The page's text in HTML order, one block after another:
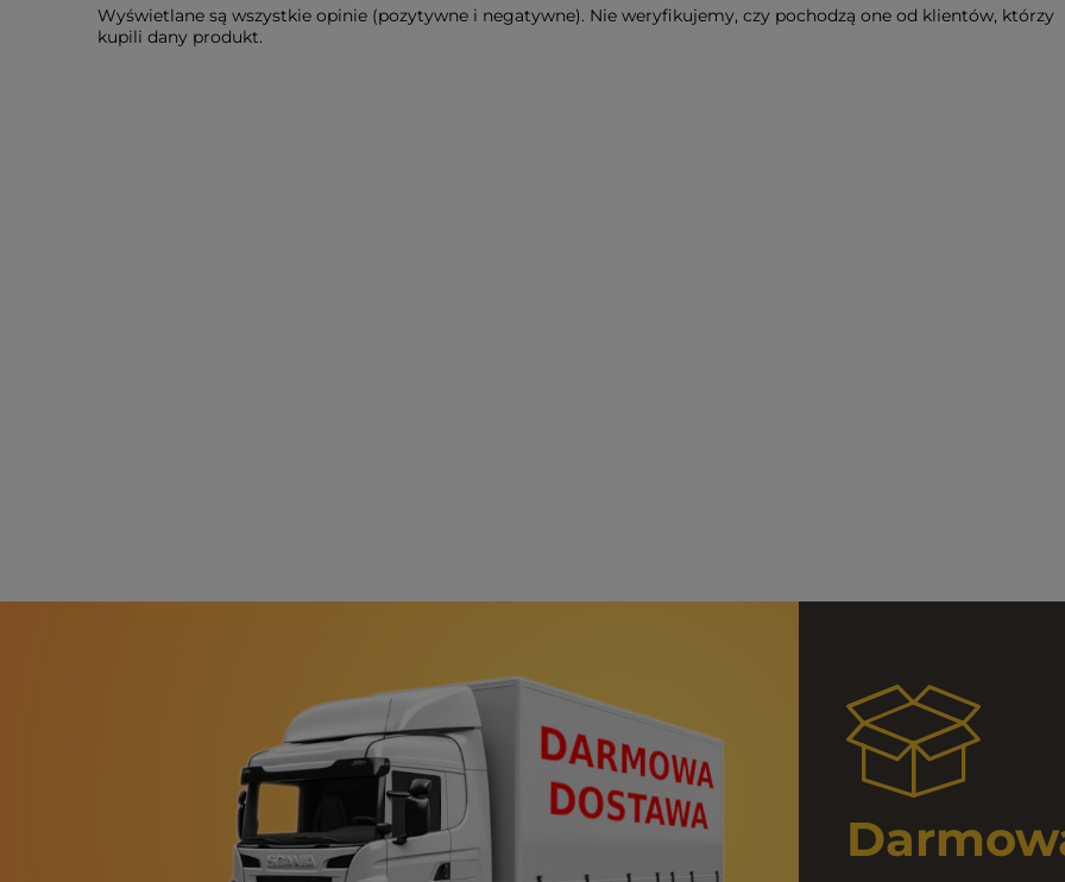
Wyświetlane są wszystkie opinie (pozytywne i negatywne). Nie weryfikujemy, czy pochodzą one od klientów, którzy
kupili dany produkt.